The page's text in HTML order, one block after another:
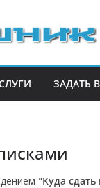
ЗАДАТЬ
"Куда